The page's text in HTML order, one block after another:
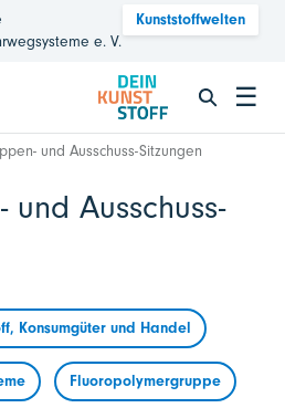
e. V.
Kunststoffwelten
☰
und Ausschuss-Sitzungen
und Ausschuss-
Konsumgüter und Handel
Fluoropolymergruppe